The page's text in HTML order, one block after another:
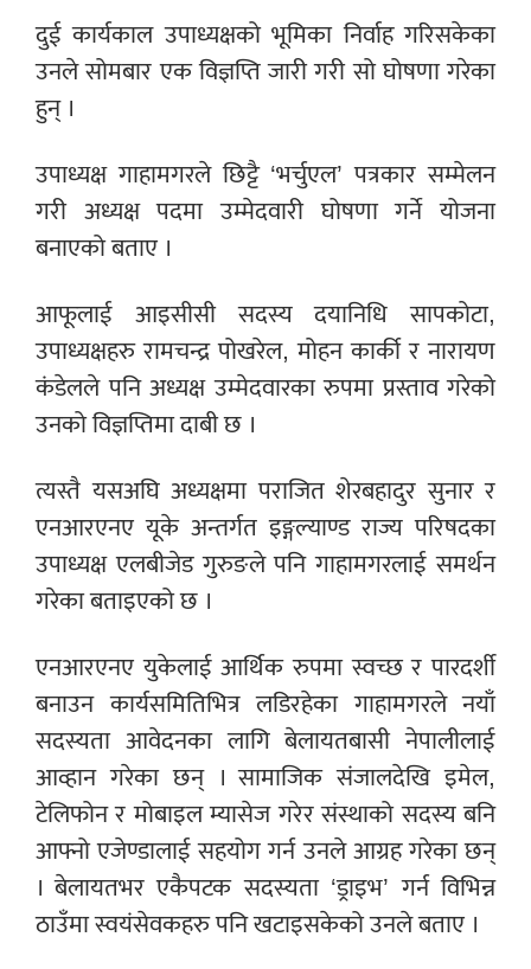
दुई कार्यकाल उपाध्यक्षको भूमिका निर्वाह गरिसकेका
उनले सोमबार एक विज्ञप्ति जारी गरी सो घोषणा गरेका
हुन् ।
उपाध्यक्ष गाहामगरले छिट्टै ‘भर्चुएल’ पत्रकार सम्मेलन
गरी अध्यक्ष पदमा उम्मेदवारी घोषणा गर्ने योजना
बनाएको बताए ।
आफूलाई आइसीसी सदस्य दयानिधि सापकोटा,
उपाध्यक्षहरु रामचन्द्र पोखरेल, मोहन कार्की र नारायण
कंडेलले पनि अध्यक्ष उम्मेदवारका रुपमा प्रस्ताव गरेको
उनको विज्ञप्तिमा दाबी छ ।
त्यस्तै यसअघि अध्यक्षमा पराजित शेरबहादुर सुनार र
एनआरएनए यूके अन्तर्गत इङ्गल्याण्ड राज्य परिषदका
उपाध्यक्ष एलबीजेड गुरुङले पनि गाहामगरलाई समर्थन
गरेका बताइएको छ ।
एनआरएनए युकेलाई आर्थिक रुपमा स्वच्छ र पारदर्शी
बनाउन कार्यसमितिभित्र लडिरहेका गाहामगरले नयाँ
सदस्यता आवेदनका लागि बेलायतबासी नेपालीलाई
आव्हान गरेका छन् । सामाजिक संजालदेखि इमेल,
टेलिफोन र मोबाइल म्यासेज गरेर संस्थाको सदस्य बनि
आफ्नो एजेण्डालाई सहयोग गर्न उनले आग्रह गरेका छन्
। बेलायतभर एकैपटक सदस्यता ‘ड्राइभ’ गर्न विभिन्न
ठाउँमा स्वयंसेवकहरु पनि खटाइसकेको उनले बताए ।